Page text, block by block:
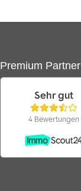
Premium Partner